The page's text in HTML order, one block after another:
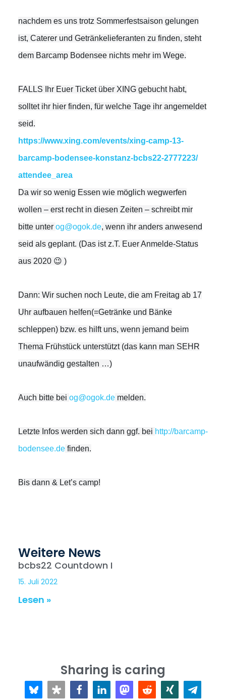
nachdem es uns trotz Sommerfestsaison gelungen
ist, Caterer und Getränkelieferanten zu finden, steht
dem Barcamp Bodensee nichts mehr im Wege.
FALLS Ihr Euer Ticket über XING gebucht habt,
solltet ihr hier finden, für welche Tage ihr angemeldet
seid.
https://www.xing.com/events/xing-camp-13-
barcamp-bodensee-konstanz-bcbs22-2777223/
attendee_area
Da wir so wenig Essen wie möglich wegwerfen
wollen – erst recht in diesen Zeiten – schreibt mir
bitte unter
ed.kogo
@go
, wenn ihr anders anwesend
seid als geplant. (Das ist z.T. Euer Anmelde-Status
aus 2020 😉 )
Dann: Wir suchen noch Leute, die am Freitag ab 17
Uhr aufbauen helfen(=Getränke und Bänke
schleppen) bzw. es hilft uns, wenn jemand beim
Thema Frühstück unterstützt (das kann man SEHR
unaufwändig gestalten …)
Auch bitte bei ed.kogo
@go melden.
Letzte Infos werden sich dann ggf. bei http://barcamp-
bodensee.de finden.
Bis dann & Let’s camp!
Weitere News
bcbs22 Countdown I
15. Juli 2022
Lesen »
Sharing is caring